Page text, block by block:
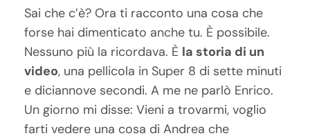
Sai che c’è? Ora ti racconto una cosa che
forse hai dimenticato anche tu. È possibile.
Nessuno più la ricordava. È la storia di un
video, una pellicola in Super 8 di sette minuti
e diciannove secondi. A me ne parlò Enrico.
Un giorno mi disse: Vieni a trovarmi, voglio
farti vedere una cosa di Andrea che